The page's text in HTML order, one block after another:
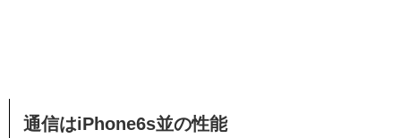
通信はiPhone6s並の性能